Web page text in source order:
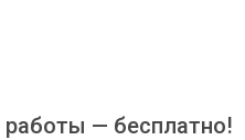
работы — бесплатно!